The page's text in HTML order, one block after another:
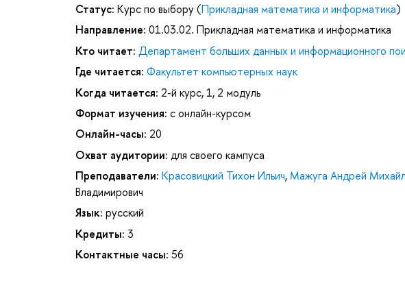
Статус: Курс по выбору (Прикладная математика и информатика)
Направление: 01.03.02. Прикладная математика и информатика
Кто читает: Департамент больших данных и информационного
Где читается: Факультет компьютерных наук
Когда читается: 2-й курс, 1, 2 модуль
Формат изучения: с онлайн-курсом
Онлайн-часы: 20
Охват аудитории: для своего кампуса
Преподаватели: Красовицкий Тихон Ильич, Мажуга Андрей
Владимирович
Язык: русский
Кредиты: 3
Контактные часы: 56